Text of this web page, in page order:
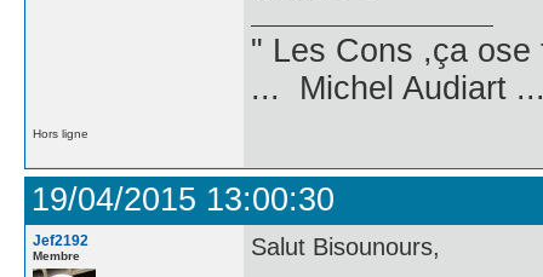
" Les Cons ,ça
... Michel Audiart
Hors ligne
19/04/2015 13:00:30
Jef2192
Membre Salut Bisounours,